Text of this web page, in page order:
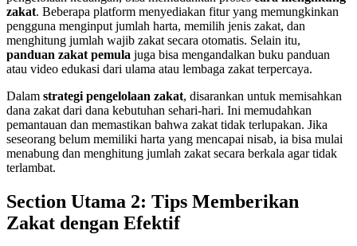
zakat. Beberapa platform menyediakan fitur yang memungkinkan
pengguna menginput jumlah harta, memilih jenis zakat, dan
menghitung jumlah wajib zakat secara otomatis. Selain itu,
panduan zakat pemula juga bisa mengandalkan buku panduan
atau video edukasi dari ulama atau lembaga zakat terpercaya.
Dalam strategi pengelolaan zakat, disarankan untuk memisahkan
dana zakat dari dana kebutuhan sehari-hari. Ini memudahkan
pemantauan dan memastikan bahwa zakat tidak terlupakan. Jika
seseorang belum memiliki harta yang mencapai nisab, ia bisa mulai
menabung dan menghitung jumlah zakat secara berkala agar tidak
terlambat.
Section Utama 2: Tips Memberikan
Zakat dengan Efektif